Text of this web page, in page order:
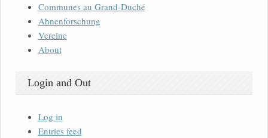
Communes au Grand-Duché
Ahnenforschung
Vereine
About
Login and Out
Log in
Entries feed